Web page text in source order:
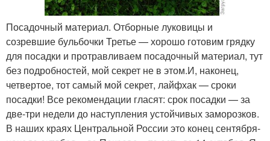
Посадочный материал. Отборные луковицы и
созревшие бульбочки Третье — хорошо готовим грядку
для посадки и протравливаем посадочный материал, тут
без подробностей, мой секрет не в этом.И, наконец,
четвертое, тот самый мой секрет, лайфхак — сроки
посадки! Все рекомендации гласят: срок посадки — за
две-три недели до наступления устойчивых заморозков.
В наших краях Центральной России это конец сентября-